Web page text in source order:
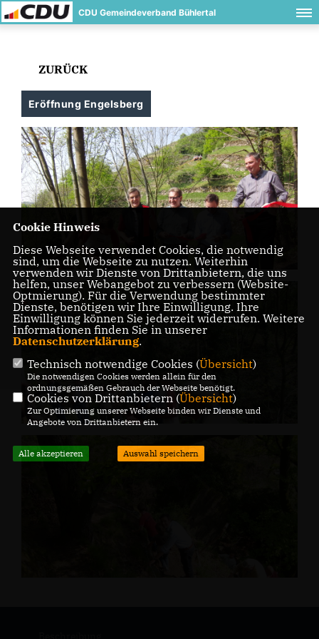
CDU Gemeindeverband Bühlertal
ZURÜCK
Eröffnung Engelsberg
Cookie Hinweis
Diese Webseite verwendet Cookies, die notwendig
sind, um die Webseite zu nutzen. Weiterhin
verwenden wir Dienste von Drittanbietern, die uns
helfen, unser Webangebot zu verbessern (Website-
Optmierung). Für die Verwendung bestimmter
Dienste, benötigen wir Ihre Einwilligung. Ihre
Einwilligung können Sie jederzeit widerrufen. Weitere
Informationen finden Sie in unserer
Datenschutzerklärung.
Technisch notwendige Cookies (Übersicht)
Die notwendigen Cookies werden allein für den
ordnungsgemäßen Gebrauch der Webseite benötigt.
Cookies von Drittanbietern (Übersicht)
Zur Optimierung unserer Webseite binden wir Dienste und
Angebote von Drittanbietern ein.
Alle akzeptieren Auswahl speichern